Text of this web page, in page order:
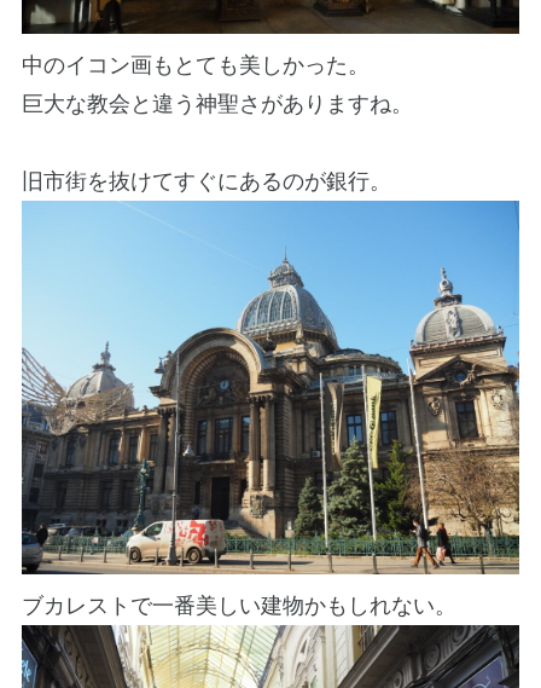
中のイコン画もとても美しかった。
巨大な教会と違う神聖さがありますね。
旧市街を抜けてすぐにあるのが銀行。
ブカレストで一番美しい建物かもしれない。